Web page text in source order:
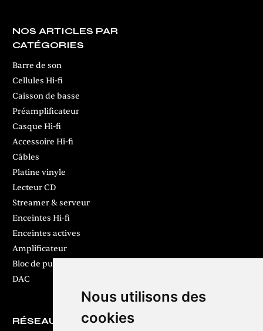
Nous utilisons des
cookies
NOS ARTICLES PAR
CATÉGORIES
Barre de son
Cellules Hi-fi
Caisson de basse
Préamplificateur
Casque Hi-fi
Accessoire Hi-fi
Câbles
Platine vinyle
Lecteur CD
Streamer & serveur
Enceintes Hi-fi
Enceintes actives
Amplificateur
Bloc de puissance
DAC
RÉSEAUX SOCIAUX